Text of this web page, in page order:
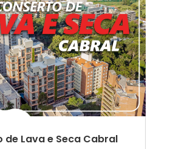
de Lava e Seca Cabral